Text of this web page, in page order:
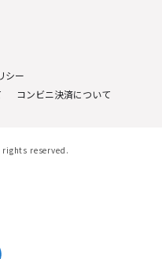
シー
コンビニ決済について
reserved.